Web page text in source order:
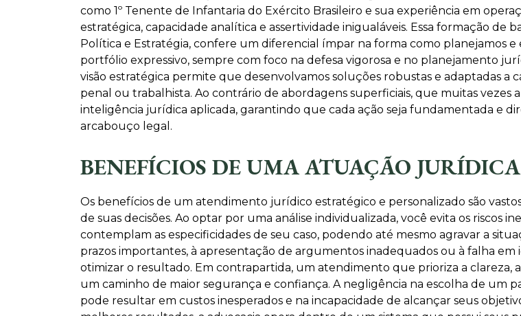
como 1º Tenente de Infantaria do Exército Brasileiro e sua experiência em
estratégica, capacidade analítica e assertividade inigualáveis. Essa formação de
Política e Estratégia, confere um diferencial ímpar na forma como planejamos
portfólio expressivo, sempre com foco na defesa vigorosa e no planejamento
visão estratégica permite que desenvolvamos soluções robustas e adaptadas a
penal ou trabalhista. Ao contrário de abordagens superficiais, que muitas vezes
inteligência jurídica aplicada, garantindo que cada ação seja fundamentada e
arcabouço legal.
BENEFÍCIOS DE UMA ATUAÇÃO
Os benefícios de um atendimento jurídico estratégico e personalizado são
de suas decisões. Ao optar por uma análise individualizada, você evita os riscos
contemplam as especificidades de seu caso, podendo até mesmo agravar a
prazos importantes, à apresentação de argumentos inadequados ou à falha
otimizar o resultado. Em contrapartida, um atendimento que prioriza a clareza,
um caminho de maior segurança e confiança. A negligência na escolha de um
pode resultar em custos inesperados e na incapacidade de alcançar seus